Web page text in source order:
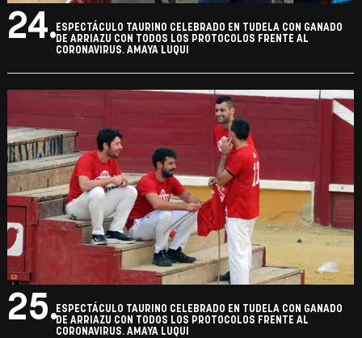
24.ESPECTÁCULO TAURINO CELEBRADO EN TUDELA CON GANADO
DE ARRIAZU CON TODOS LOS PROTOCOLOS FRENTE AL
CORONAVIRUS. AMAYA LUQUI
25.ESPECTÁCULO TAURINO CELEBRADO EN TUDELA CON GANADO
DE ARRIAZU CON TODOS LOS PROTOCOLOS FRENTE AL
CORONAVIRUS. AMAYA LUQUI